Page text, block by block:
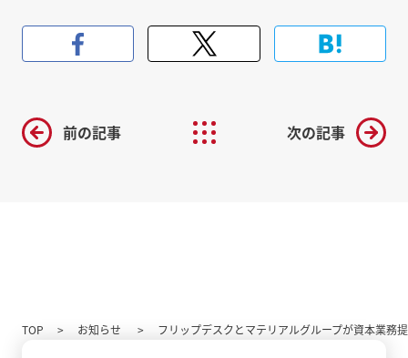
前の記事 次の記事
TOP お知らせ フリップデスクとマテリアルグループが資本業務